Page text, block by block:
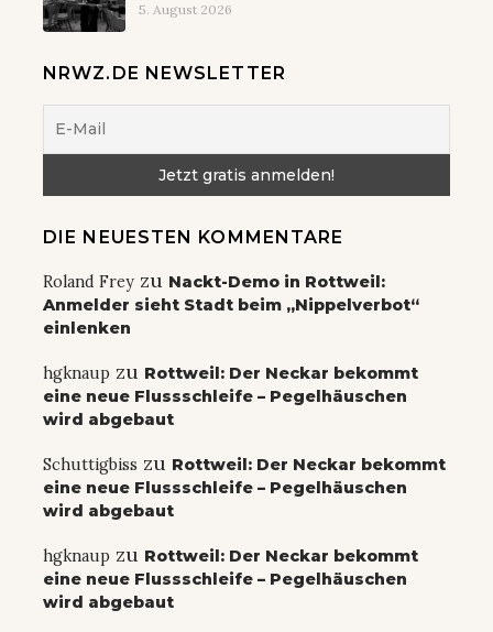
5. August 2026
NRWZ.DE NEWSLETTER
DIE NEUESTEN KOMMENTARE
Roland Frey zu Nackt-Demo in Rottweil:
Anmelder sieht Stadt beim „Nippelverbot“
einlenken
hgknaup zu Rottweil: Der Neckar bekommt
eine neue Flussschleife – Pegelhäuschen
wird abgebaut
Schuttigbiss zu Rottweil: Der Neckar bekommt
eine neue Flussschleife – Pegelhäuschen
wird abgebaut
hgknaup zu Rottweil: Der Neckar bekommt
eine neue Flussschleife – Pegelhäuschen
wird abgebaut